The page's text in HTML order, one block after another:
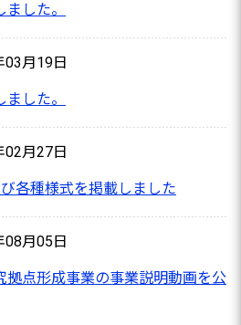
した。
03月19日
した。
02月27日
各種様式を掲載しました
08月05日
拠点形成事業の事業説明動画を公